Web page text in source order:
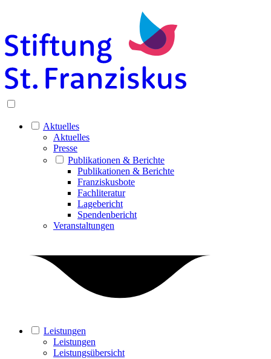
Aktuelles
Aktuelles
Presse
Publikationen & Berichte
Publikationen & Berichte
Franziskusbote
Fachliteratur
Lagebericht
Spendenbericht
Veranstaltungen
Leistungen
Leistungen
Leistungsübersicht